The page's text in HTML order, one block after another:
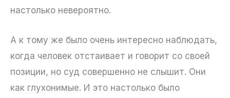
настолько невероятно.
А к тому же было очень интересно наблюдать,
когда человек отстаивает и говорит со своей
позиции, но суд совершенно не слышит. Они
как глухонимые. И это настолько было